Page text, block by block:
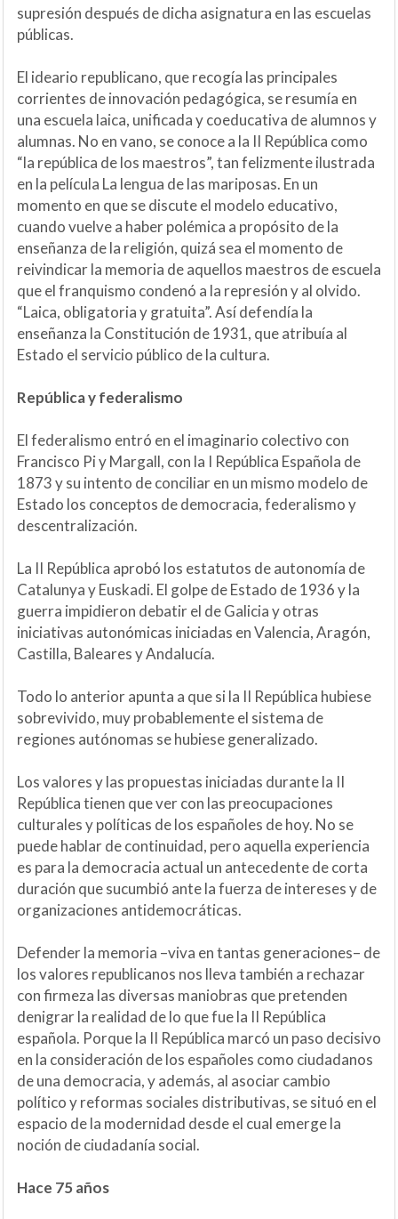
supresión después de dicha asignatura en las escuelas
públicas.
El ideario republicano, que recogía las principales
corrientes de innovación pedagógica, se resumía en
una escuela laica, unificada y coeducativa de alumnos y
alumnas. No en vano, se conoce a la II República como
“la república de los maestros”, tan felizmente ilustrada
en la película La lengua de las mariposas. En un
momento en que se discute el modelo educativo,
cuando vuelve a haber polémica a propósito de la
enseñanza de la religión, quizá sea el momento de
reivindicar la memoria de aquellos maestros de escuela
que el franquismo condenó a la represión y al olvido.
“Laica, obligatoria y gratuita”. Así defendía la
enseñanza la Constitución de 1931, que atribuía al
Estado el servicio público de la cultura.
República y federalismo
El federalismo entró en el imaginario colectivo con
Francisco Pi y Margall, con la I República Española de
1873 y su intento de conciliar en un mismo modelo de
Estado los conceptos de democracia, federalismo y
descentralización.
La II República aprobó los estatutos de autonomía de
Catalunya y Euskadi. El golpe de Estado de 1936 y la
guerra impidieron debatir el de Galicia y otras
iniciativas autonómicas iniciadas en Valencia, Aragón,
Castilla, Baleares y Andalucía.
Todo lo anterior apunta a que si la II República hubiese
sobrevivido, muy probablemente el sistema de
regiones autónomas se hubiese generalizado.
Los valores y las propuestas iniciadas durante la II
República tienen que ver con las preocupaciones
culturales y políticas de los españoles de hoy. No se
puede hablar de continuidad, pero aquella experiencia
es para la democracia actual un antecedente de corta
duración que sucumbió ante la fuerza de intereses y de
organizaciones antidemocráticas.
Defender la memoria –viva en tantas generaciones– de
los valores republicanos nos lleva también a rechazar
con firmeza las diversas maniobras que pretenden
denigrar la realidad de lo que fue la II República
española. Porque la II República marcó un paso decisivo
en la consideración de los españoles como ciudadanos
de una democracia, y además, al asociar cambio
político y reformas sociales distributivas, se situó en el
espacio de la modernidad desde el cual emerge la
noción de ciudadanía social.
Hace 75 años